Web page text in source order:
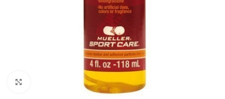
Klik om te vergroten